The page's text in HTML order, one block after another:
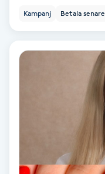
IPL
IPL hårborttagning
Japansk massage
Kampanj Betala senare